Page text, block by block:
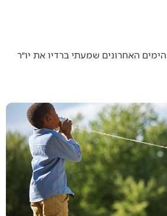
האחרונים שמעתי ברדיו את יו״ר